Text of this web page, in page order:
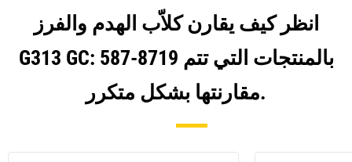
انظر كيف يقارن كلاّب الهدم والفرز
G313 GC: 587-8719 بالمنتجات التي تتم
مقارنتها بشكل متكرر.